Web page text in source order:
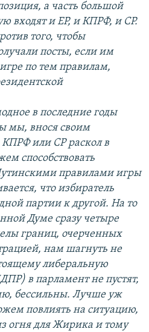
а часть большой
входят и ЕР, и КПРФ, и СР.
того, чтобы
посты, если им
по тем правилам,
в последние годы
мы, внося своим
или СР раскол в
способствовать
правилами игры
что избиратель
партии к другой. На то
Думе сразу четыре
границ, очерченных
нам шагнуть не
либеральную
в парламент не пустят,
бессильны. Лучше уж
повлиять на ситуацию,
огня для Жирика и тому